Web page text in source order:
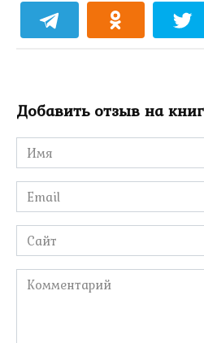
Добавить отзыв на
Имя
*
Email
*
Сайт
Комментарий